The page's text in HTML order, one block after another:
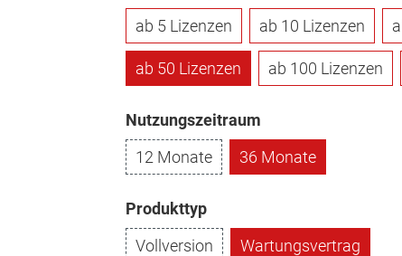
ab 5 Lizenzen
ab 10 Lizenzen
ab 50 Lizenzen ab 100 Lizenzen
Nutzungszeitraum
12 Monate
36 Monate
Produkttyp
Vollversion
Wartungsvertrag